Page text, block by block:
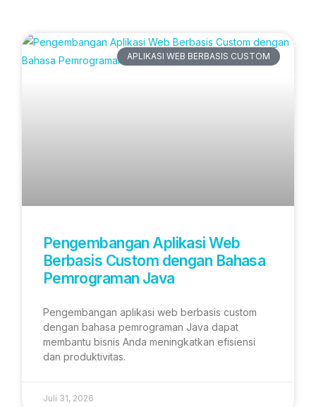
APLIKASI WEB BERBASIS CUSTOM
Pengembangan Aplikasi Web
Berbasis Custom dengan Bahasa
Pemrograman Java
Pengembangan aplikasi web berbasis custom
dengan bahasa pemrograman Java dapat
membantu bisnis Anda meningkatkan efisiensi
dan produktivitas.
Juli 31, 2026